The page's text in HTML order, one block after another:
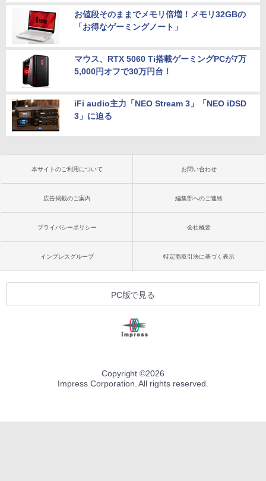
お値段そのままでメモリ倍増！メモリ32GBの
「お得なゲーミングノート」
マウス、RTX 5060 Ti搭載ゲーミングPCが7万
5,000円オフで30万円台！
iFi audio主力「NEO Stream 3」「NEO iDSD
3」に迫る
本サイトのご利用について お問い合わせ
広告掲載のご案内 編集部へのご連絡
プライバシーポリシー 会社概要
インプレスグループ 特定商取引法に基づく表示
PC版で見る
Copyright ©2026
Impress Corporation. All rights reserved.